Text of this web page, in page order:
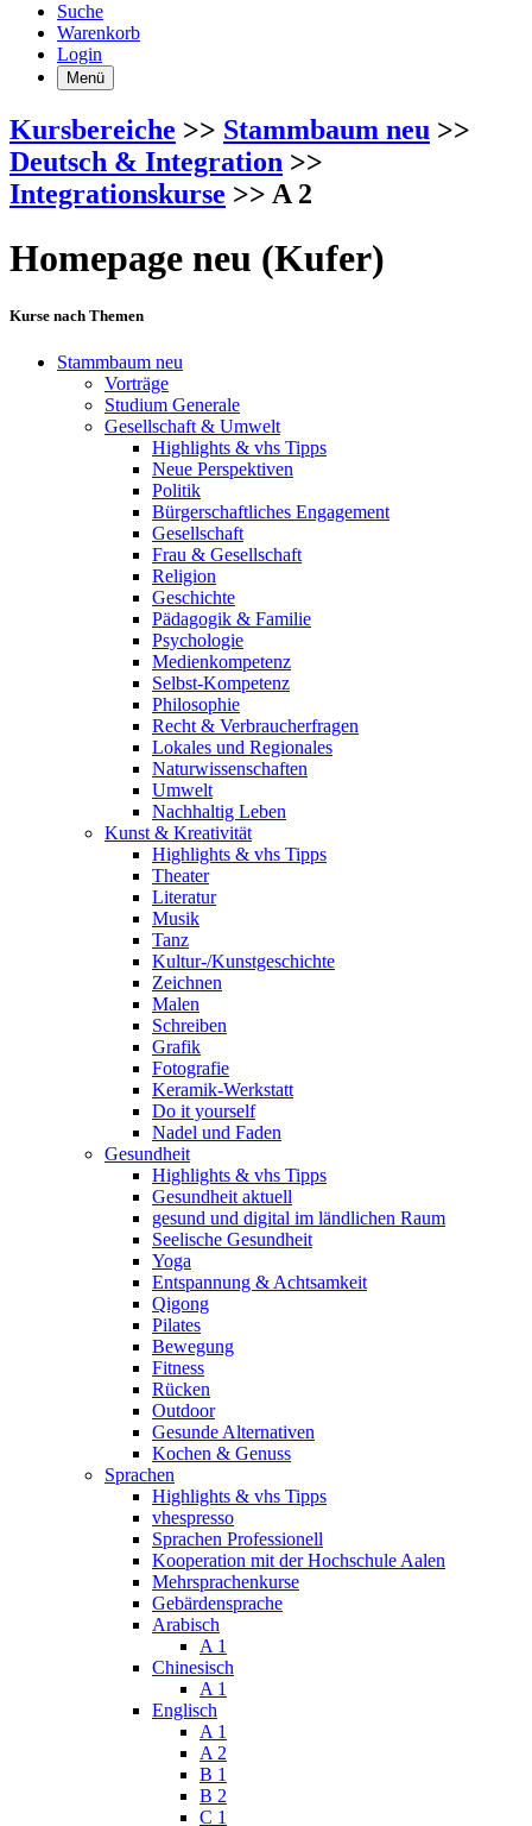
Suche
Warenkorb
Login
Menü
Kursbereiche >> Stammbaum neu >>
Deutsch & Integration >>
Integrationskurse >> A 2
Homepage neu (Kufer)
Kurse nach Themen
Stammbaum neu
Vorträge
Studium Generale
Gesellschaft & Umwelt
Highlights & vhs Tipps
Neue Perspektiven
Politik
Bürgerschaftliches Engagement
Gesellschaft
Frau & Gesellschaft
Religion
Geschichte
Pädagogik & Familie
Psychologie
Medienkompetenz
Selbst-Kompetenz
Philosophie
Recht & Verbraucherfragen
Lokales und Regionales
Naturwissenschaften
Umwelt
Nachhaltig Leben
Kunst & Kreativität
Highlights & vhs Tipps
Theater
Literatur
Musik
Tanz
Kultur-/Kunstgeschichte
Zeichnen
Malen
Schreiben
Grafik
Fotografie
Keramik-Werkstatt
Do it yourself
Nadel und Faden
Gesundheit
Highlights & vhs Tipps
Gesundheit aktuell
gesund und digital im ländlichen Raum
Seelische Gesundheit
Yoga
Entspannung & Achtsamkeit
Qigong
Pilates
Bewegung
Fitness
Rücken
Outdoor
Gesunde Alternativen
Kochen & Genuss
Sprachen
Highlights & vhs Tipps
vhespresso
Sprachen Professionell
Kooperation mit der Hochschule Aalen
Mehrsprachenkurse
Gebärdensprache
Arabisch
A 1
Chinesisch
A 1
Englisch
A 1
A 2
B 1
B 2
C 1